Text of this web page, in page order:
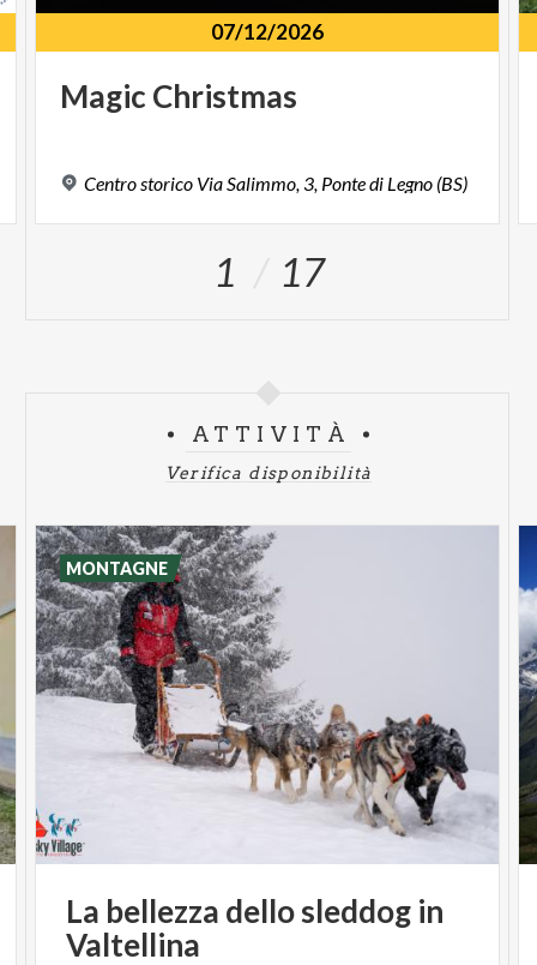
07/12/2026
Magic Christmas
Centro storico Via Salimmo, 3, Pontedi Legno (BS)
1 17
ATTIVITÀ
Verifica disponibilità
La bellezza dellosleddog in
Valtellina
MONTAGNE